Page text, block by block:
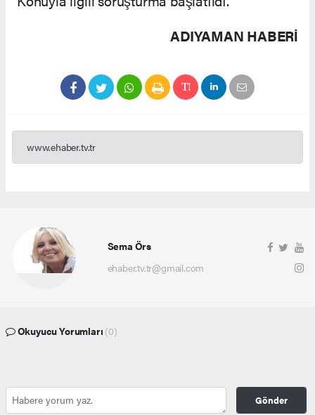
ADIYAMAN HABERİ
www.ehaber.tv.tr
Sema Örs
ehaber.tv.tr@gmail.com
Okuyucu Yorumları (0)
Gönder